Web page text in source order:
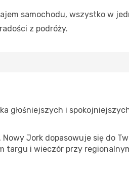
samochodu, wszystko w
z podróży.
głośniejszych i
Jork dopasowuje się do
targu i wieczór przy